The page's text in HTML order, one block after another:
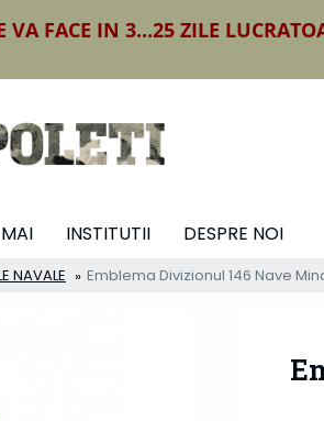
VA FACE IN 3...25 ZILE
MAI INSTITUTII DESPRE NOI
NAVALE Emblema Divizionul 146 Nave